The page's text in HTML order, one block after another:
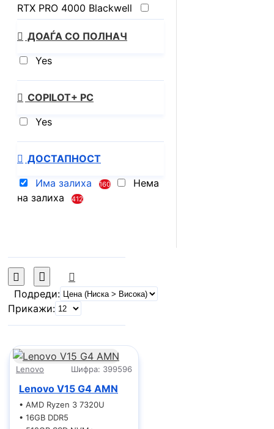
RTX PRO 4000 Blackwell
Not available
ДОАЃА СО ПОЛНАЧ
Yes
COPILOT+ PC
Yes
ДОСТАПНОСТ
Има залиха
160
Нема
на залиха
412
Подреди:
Прикажи:
Lenovo Шифра: 399596
Lenovo V15 G4 AMN
• AMD Ryzen 3 7320U
• 16GB DDR5